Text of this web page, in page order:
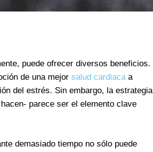
puede ofrecer diversos beneficios.
de una mejor salud cardiacaa
del estrés. Sin embargo, la estrategia
parece ser el elemento clave
demasiado tiempo no sólo puede